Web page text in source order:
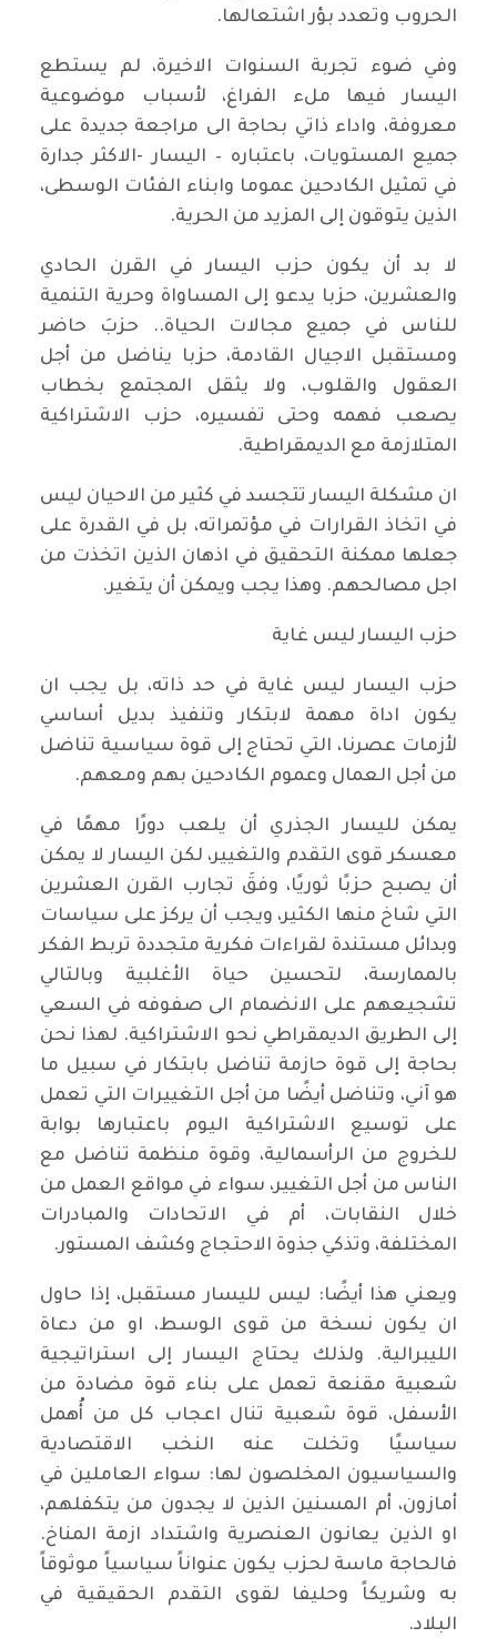
الحروب وتعدد بؤر اشتعالها.
وفي ضوء تجربة السنوات الاخيرة، لم يستطع
اليسار فيها ملء الفراغ، لأسباب موضوعية
معروفة، واداء ذاتي بحاجة الى مراجعة جديدة على
جميع المستويات، باعتباره – اليسار -الاكثر جدارة
في تمثيل الكادحين عموما وابناء الفئات الوسطى،
الذين يتوقون إلى المزيد من الحرية.
لا بد أن يكون حزب اليسار في القرن الحادي
والعشرين، حزبا يدعو إلى المساواة وحرية التنمية
للناس في جميع مجالات الحياة.. حزبَ حاضر
ومستقبل الاجيال القادمة، حزبا يناضل من أجل
العقول والقلوب، ولا يثقل المجتمع بخطاب
يصعب فهمه وحتى تفسيره، حزب الاشتراكية
المتلازمة مع الديمقراطية.
ان مشكلة اليسار تتجسد في كثير من الاحيان ليس
في اتخاذ القرارات في مؤتمراته، بل في القدرة على
جعلها ممكنة التحقيق في اذهان الذين اتخذت من
اجل مصالحهم. وهذا يجب ويمكن أن يتغير.
حزب اليسار ليس غاية
حزب اليسار ليس غاية في حد ذاته، بل يجب ان
يكون اداة مهمة لابتكار وتنفيذ بديل أساسي
لأزمات عصرنا، التي تحتاج إلى قوة سياسية تناضل
من أجل العمال وعموم الكادحين بهم ومعهم.
يمكن لليسار الجذري أن يلعب دورًا مهمًا في
معسكر قوى التقدم والتغيير، لكن اليسار لا يمكن
أن يصبح حزبًا ثوريًا، وفقَ تجارب القرن العشرين
التي شاخ منها الكثير، ويجب أن يركز على سياسات
وبدائل مستندة لقراءات فكرية متجددة تربط الفكر
بالممارسة، لتحسين حياة الأغلبية وبالتالي
تشجيعهم على الانضمام الى صفوفه في السعي
إلى الطريق الديمقراطي نحو الاشتراكية. لهذا نحن
بحاجة إلى قوة حازمة تناضل بابتكار في سبيل ما
هو آني، وتناضل أيضًا من أجل التغييرات التي تعمل
على توسيع الاشتراكية اليوم باعتبارها بوابة
للخروج من الرأسمالية، وقوة منظمة تناضل مع
الناس من أجل التغيير، سواء في مواقع العمل من
خلال النقابات، أم في الاتحادات والمبادرات
المختلفة، وتذكي جذوة الاحتجاج وكشف المستور.
ويعني هذا أيضًا: ليس لليسار مستقبل، إذا حاول
ان يكون نسخة من قوى الوسط، او من دعاة
الليبرالية. ولذلك يحتاج اليسار إلى استراتيجية
شعبية مقنعة تعمل على بناء قوة مضادة من
الأسفل، قوة شعبية تنال اعجاب كل من أُهمل
سياسيًا وتخلت عنه النخب الاقتصادية
والسياسيون المخلصون لها: سواء العاملين في
أمازون، أم المسنين الذين لا يجدون من يتكفلهم،
او الذين يعانون العنصرية واشتداد ازمة المناخ.
فالحاجة ماسة لحزب يكون عنواناً سياسياً موثوقاً
به وشريكاً وحليفا لقوى التقدم الحقيقية في
البلاد.